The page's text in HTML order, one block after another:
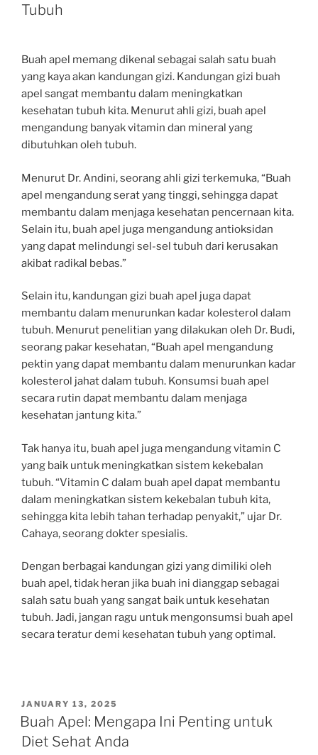
Tubuh
Buah apel memang dikenal sebagai salah satu buah
yang kaya akan kandungan gizi. Kandungan gizi buah
apel sangat membantu dalam meningkatkan
kesehatan tubuh kita. Menurut ahli gizi, buah apel
mengandung banyak vitamin dan mineral yang
dibutuhkan oleh tubuh.
Menurut Dr. Andini, seorang ahli gizi terkemuka, “Buah
apel mengandung serat yang tinggi, sehingga dapat
membantu dalam menjaga kesehatan pencernaan kita.
Selain itu, buah apel juga mengandung antioksidan
yang dapat melindungi sel-sel tubuh dari kerusakan
akibat radikal bebas.”
Selain itu, kandungan gizi buah apel juga dapat
membantu dalam menurunkan kadar kolesterol dalam
tubuh. Menurut penelitian yang dilakukan oleh Dr. Budi,
seorang pakar kesehatan, “Buah apel mengandung
pektin yang dapat membantu dalam menurunkan kadar
kolesterol jahat dalam tubuh. Konsumsi buah apel
secara rutin dapat membantu dalam menjaga
kesehatan jantung kita.”
Tak hanya itu, buah apel juga mengandung vitamin C
yang baik untuk meningkatkan sistem kekebalan
tubuh. “Vitamin C dalam buah apel dapat membantu
dalam meningkatkan sistem kekebalan tubuh kita,
sehingga kita lebih tahan terhadap penyakit,” ujar Dr.
Cahaya, seorang dokter spesialis.
Dengan berbagai kandungan gizi yang dimiliki oleh
buah apel, tidak heran jika buah ini dianggap sebagai
salah satu buah yang sangat baik untuk kesehatan
tubuh. Jadi, jangan ragu untuk mengonsumsi buah apel
secara teratur demi kesehatan tubuh yang optimal.
POSTED
ON
JANUARY 13, 2025
Buah Apel: Mengapa Ini Penting untuk
Diet Sehat Anda